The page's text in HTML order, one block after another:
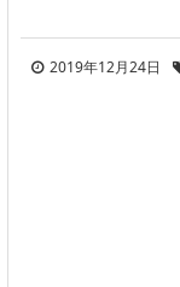
2019年12月24日